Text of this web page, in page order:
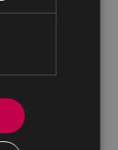
duguna.
joko teoriko